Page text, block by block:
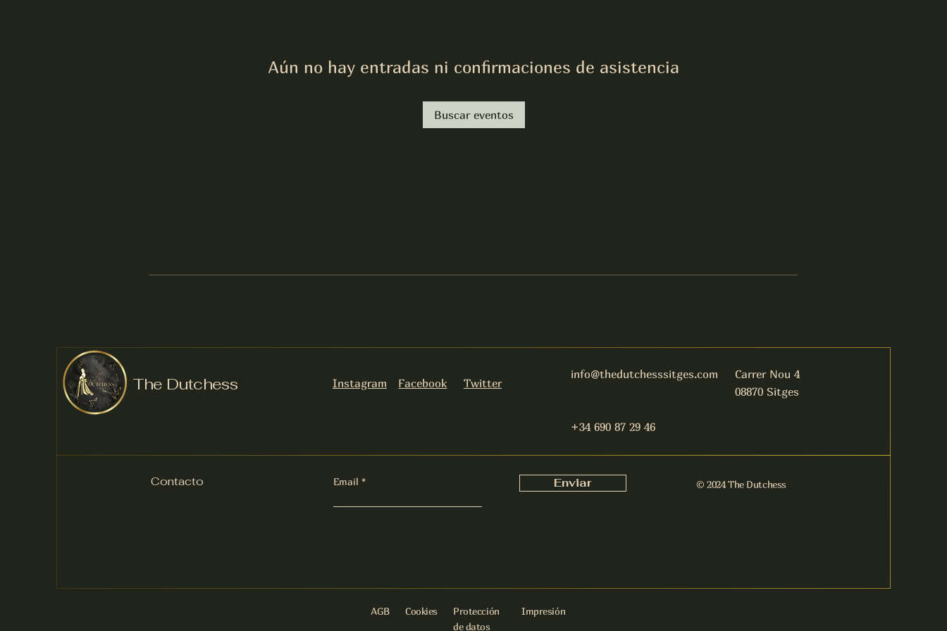
Aún no hay entradas ni confirmaciones de asistencia
Buscar eventos
The Dutchess Instagram Facebook Twitter
info@thedutchesssitges.com
Carrer Nou 4
08870 Sitges
+34 690 87 29 46
Contacto Email Enviar © 2024 The Dutchess
AGB Cookies
Protección
de datos
Impresión